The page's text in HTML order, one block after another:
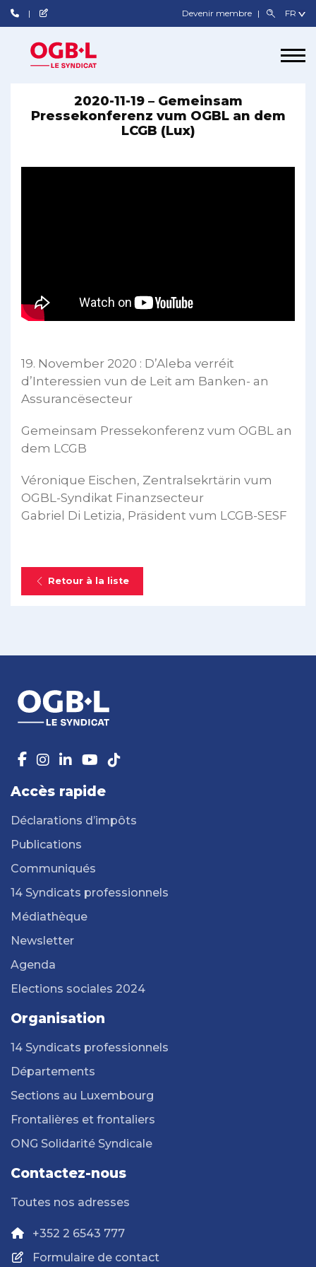
Devenir membre
2020-11-19 – Gemeinsam
Pressekonferenz vum OGBL an dem
LCGB (Lux)
19. November 2020 : D’Aleba verréit
d’Interessien vun de Leit am Banken- an
Assurancësecteur
Gemeinsam Pressekonferenz vum OGBL an
dem LCGB
Véronique Eischen, Zentralsekrtärin vum
OGBL-Syndikat Finanzsecteur
Gabriel Di Letizia, Präsident vum LCGB-SESF
Retour à la liste
Accès rapide
Déclarations d’impôts
Publications
Communiqués
14 Syndicats professionnels
Médiathèque
Newsletter
Agenda
Elections sociales 2024
Organisation
14 Syndicats professionnels
Départements
Sections au Luxembourg
Frontalières et frontaliers
ONG Solidarité Syndicale
Contactez-nous
Toutes nos adresses
+352 2 6543 777
Formulaire de contact